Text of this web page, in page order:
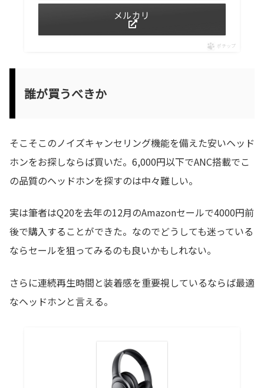
メルカリ
ポチップ
誰が買うべきか
そこそこのノイズキャンセリング機能を備えた安いヘッド
ホンをお探しならば買いだ。6,000円以下でANC搭載でこ
の品質のヘッドホンを探すのは中々難しい。
実は筆者はQ20を去年の12月のAmazonセールで4000円前
後で購入することができた。なのでどうしても迷っている
ならセールを狙ってみるのも良いかもしれない。
さらに連続再生時間と装着感を重要視しているならば最適
なヘッドホンと言える。